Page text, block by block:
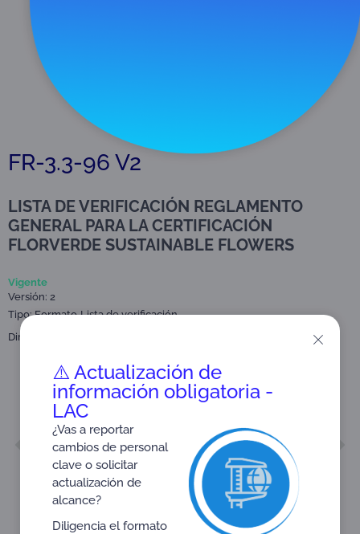
FR-3.3-96 V2
LISTA DE VERIFICACIÓN REGLAMENTO
GENERAL PARA LA CERTIFICACIÓN
FLORVERDE SUSTAINABLE FLOWERS
Vigente
Versión: 2
Tipo:Formato Lista de verificación
Dirigido a:
ANTERIOR
FR-3.3-97
FR-3.0-04
⚠️ Actualización de
información obligatoria -
LAC
¿Vas a reportar
cambios de personal
clave o solicitar
actualización de
alcance?
Diligencia el formato